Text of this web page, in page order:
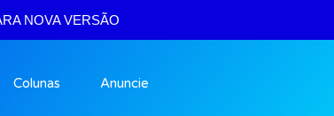
NOVA VERSÃO
Colunas Anuncie